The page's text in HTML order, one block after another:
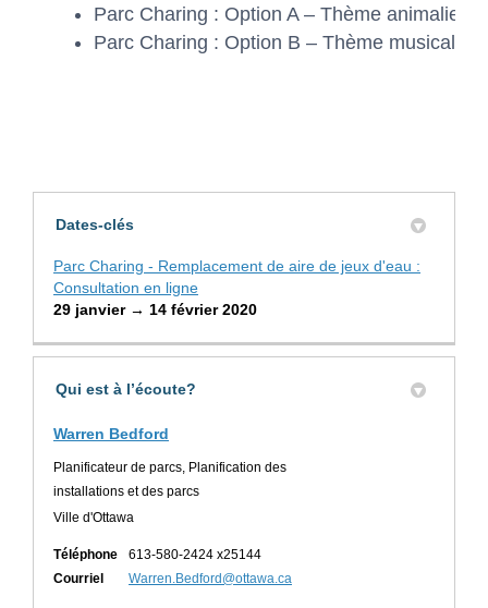
Dates-clés
Parc Charing - Remplacement de aire de jeux d'eau :
Consultation en ligne
29 janvier → 14 février 2020
Qui est à l’écoute?
Warren Bedford
Planificateur de parcs, Planification des
installations et des parcs
Ville d'Ottawa
Téléphone
613-580-2424 x25144
Courriel
Warren.Bedford@ottawa.ca